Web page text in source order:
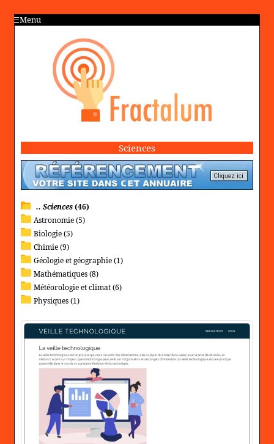
Menu
Sciences
.. Sciences(46)
Astronomie (5)
Biologie (5)
Chimie (9)
Géologie et géographie (1)
Mathématiques (8)
Météorologie et climat (6)
Physiques (1)